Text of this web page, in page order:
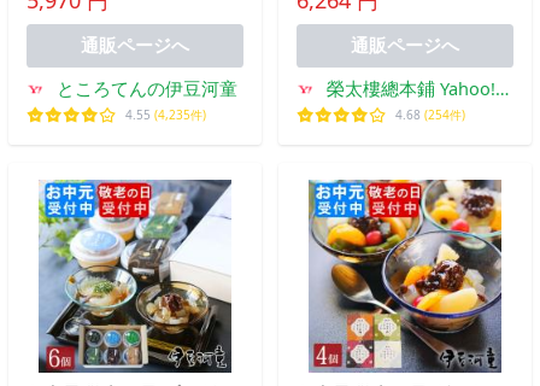
にも
通販ページへ
ところてんの伊豆河童
4.55 (4,235件)
通販ページへ
榮太樓總本鋪 Yahoo!シ
ョッピング店
4.68 (254件)